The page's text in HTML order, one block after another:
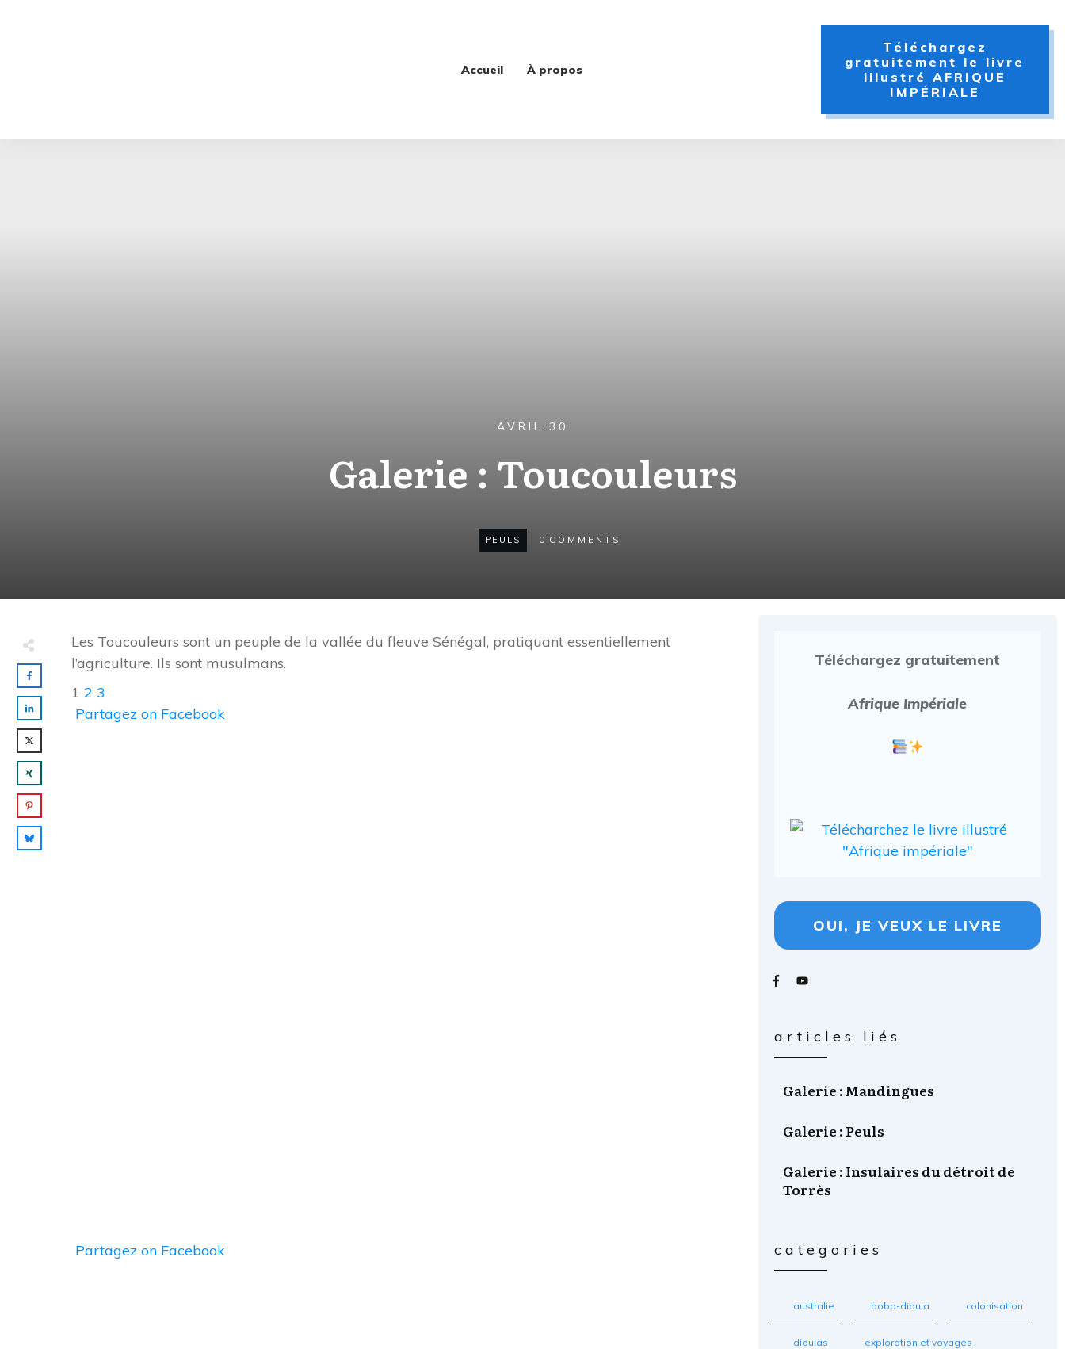
Accueil À propos
Téléchargez
gratuitement le livre
illustré AFRIQUE
IMPÉRIALE
AVRIL 30
Galerie : Toucouleurs
PEULS 0 COMMENTS
Les Toucouleurs sont un peuple de la vallée du fleuve Sénégal, pratiquant essentiellement
l’agriculture. Ils sont musulmans.
1 2 3
Partagez on Facebook
Partagez on Facebook
Téléchargez gratuitement
Afrique Impériale
OUI, JE VEUX LE LIVRE
articles liés
Galerie : Mandingues
Galerie : Peuls
Galerie : Insulaires du détroit de
Torrès
categories
australie bobo-dioula colonisation
dioulas exploration et voyages